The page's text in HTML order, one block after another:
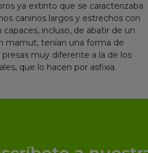
ya extinto que se caracterizaba
caninos largos y estrechos con
capaces, incluso, de abatir de un
mamut, tenían una forma de
presas muy diferente a la de los
que lo hacen por asfixia.